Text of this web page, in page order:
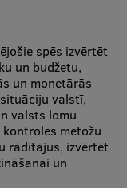
spēs izvērtēt
un budžetu,
un monetārās
valstī,
valsts lomu
metožu
rādītājus, izvērtēt
un